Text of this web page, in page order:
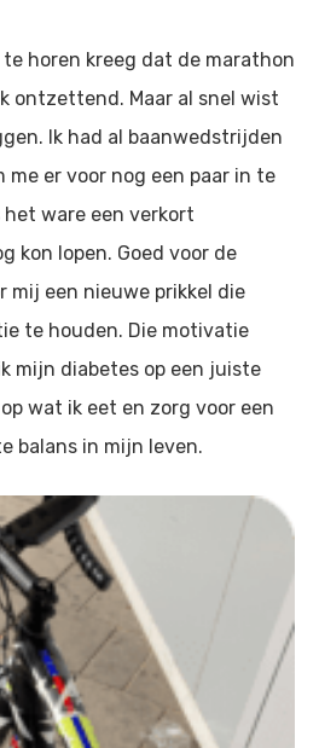
horen kreeg dat de marathon
ontzettend. Maar al snel wist
Ik had al baanwedstrijden
me er voor nog een paar in te
ware een verkort
kon lopen. Goed voor de
mij een nieuwe prikkel die
te houden. Die motivatie
mijn diabetes op een juiste
wat ik eet en zorg voor een
balans in mijn leven.